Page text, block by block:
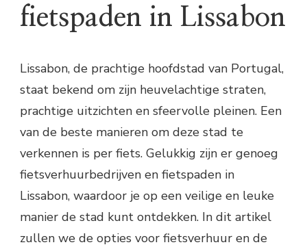
fietspaden in Lissabon
Lissabon, de prachtige hoofdstad van Portugal,
staat bekend om zijn heuvelachtige straten,
prachtige uitzichten en sfeervolle pleinen. Een
van de beste manieren om deze stad te
verkennen is per fiets. Gelukkig zijn er genoeg
fietsverhuurbedrijven en fietspaden in
Lissabon, waardoor je op een veilige en leuke
manier de stad kunt ontdekken. In dit artikel
zullen we de opties voor fietsverhuur en de